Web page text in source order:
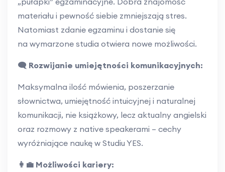
materiału i pewność siebie zmniejszają stres.
Natomiast zdanie egzaminu i dostanie się
na wymarzone studia otwiera nowe możliwości.
🗨️ Rozwijanie umiejętności komunikacyjnych:
Maksymalna ilość mówienia, poszerzanie
słownictwa, umiejętność intuicyjnej i naturalnej
komunikacji, nie książkowy, lecz aktualny angielski
oraz rozmowy z native speakerami – cechy
wyróżniające naukę w Studiu YES.
👩‍💼 Możliwości kariery: